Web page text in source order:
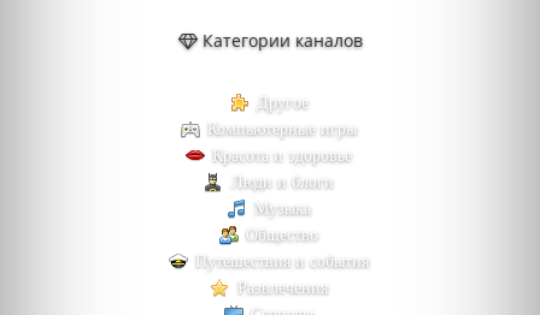
Категории каналов
Другое
Компьютерные игры
Красота и здоровье
Люди и блоги
Музыка
Общество
Путешествия и события
Развлечения